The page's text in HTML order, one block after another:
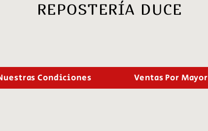
REPOSTERÍA DUCE
Condiciones Ventas Por Mayor